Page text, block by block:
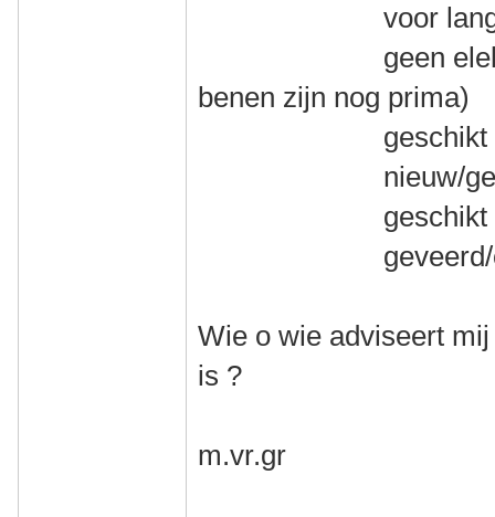
voor lange
geen
benen zijn nog prima)
geschikt voor
nieuw/
geschikt voor
geveerd/
Wie o wie adviseert
is ?
m.vr.gr